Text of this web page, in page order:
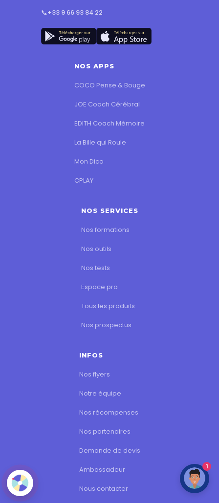
📞+33 9 66 93 84 22
NOS APPS
COCO Pense & Bouge
JOE Coach Cérébral
EDITH Coach Mémoire
La Bille qui Roule
Mon Dico
CPLAY
NOS SERVICES
Nos formations
Nos outils
Nos tests
Espace pro
Tous les produits
Nos prospectus
INFOS
Nos flyers
Notre équipe
Nos récompenses
Nos partenaires
Demande de devis
Ambassadeur
Nous contacter
1